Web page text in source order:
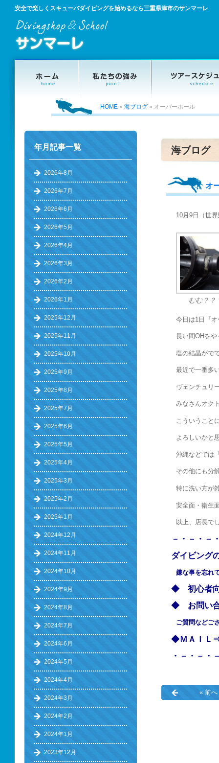
安全で楽しくスキューバダイビングを始めるなら三重県津市のサンマーレ
HOME » 海ブログ » オーバーホール
海ブログ
オ
10月9日（世
むむ？？
今日は1日『
長い間OHを
塩の結晶がで
最近で一番多
ヴェンチュリ
みなさんオク
こういうこと
よろしいかと
沖縄などでは
その他にも分
特に洗い方が
安全面・衛生
以上、店長で
－・－・－
ダイビング
嫌な事を忘れ
◆ 初心
◆ お問い
ご質問などご
◆ＭＡＩ
・－・－・
« 前へ
年月記事一覧
2026年8月
2026年7月
2026年6月
2026年5月
2026年4月
2026年3月
2026年2月
2026年1月
2025年12月
2025年11月
2025年10月
2025年9月
2025年8月
2025年7月
2025年6月
2025年5月
2025年4月
2025年3月
2025年2月
2025年1月
2024年12月
2024年11月
2024年10月
2024年9月
2024年8月
2024年7月
2024年6月
2024年5月
2024年4月
2024年3月
2024年2月
2024年1月
2023年12月